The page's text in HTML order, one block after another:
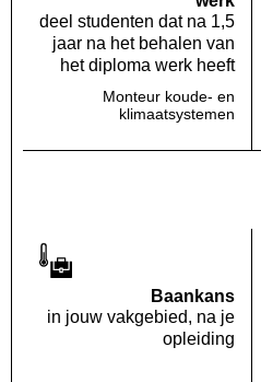
deel studenten dat na 1,5
jaar na het behalen van
het diploma werk heeft
Monteur koude- en
klimaatsystemen
Baankans
in jouw vakgebied, na je
opleiding